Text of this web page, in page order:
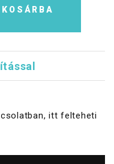
KOSÁRBA
itt felteheti